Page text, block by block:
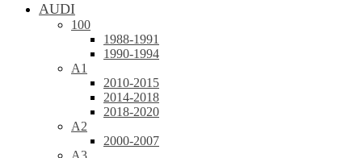
AUDI
100
1988-1991
1990-1994
A1
2010-2015
2014-2018
2018-2020
A2
2000-2007
A3